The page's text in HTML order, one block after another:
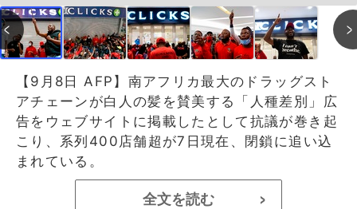
【9月8日 AFP】南アフリカ最大のドラッグスト
アチェーンが白人の髪を賛美する「人種差別」広
告をウェブサイトに掲載したとして抗議が巻き起
こり、系列400店舗超が7日現在、閉鎖に追い込
まれている。
全文を読む >